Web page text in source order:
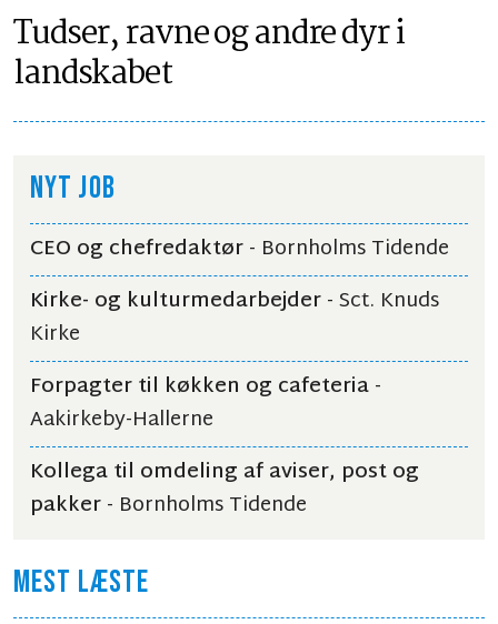
Tudser, ravne og andre dyr i
landskabet
NYT JOB
CEO og chefredaktør- Bornholms Tidende
Kirke- og kulturmedarbejder- Sct. Knuds
Kirke
Forpagter til køkken og cafeteria-
Aakirkeby-Hallerne
Kollega til omdeling af aviser, post og
pakker- Bornholms Tidende
MEST LÆSTE